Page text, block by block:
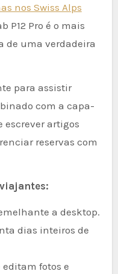
nos Swiss Alps
P12 Pro é o mais
de uma verdadeira
para assistir
com a capa-
escrever artigos
reservas com
a desktop.
dias inteiros de
fotos e